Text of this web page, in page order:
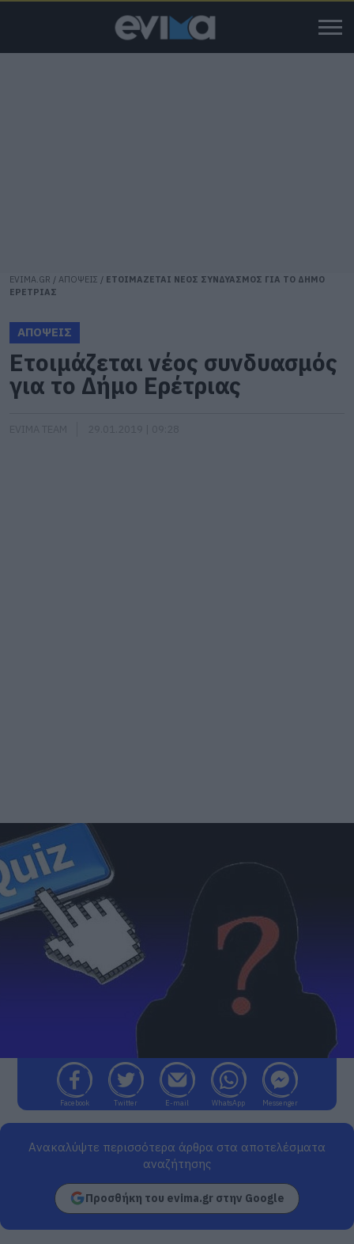
EVIMA.GR / ΑΠΟΨΕΙΣ / ΕΤΟΙΜΑΖΕΤΑΙ ΝΕΟΣ ΣΥΝΔΥΑΣΜΟΣ ΓΙΑ ΤΟ ΔΗΜΟ
ΕΡΕΤΡΙΑΣ
ΑΠΟΨΕΙΣ
Ετοιμάζεται νέος συνδυασμός
για το Δήμο Ερέτριας
Facebook Twitter E-mail WhatsApp Messenger
Ανακαλύψτε περισσότερα άρθρα στα αποτελέσματα
αναζήτησης
Προσθήκη του evima.gr στην Google